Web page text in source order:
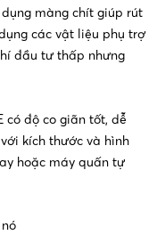
màng chít giúp rút
các vật liệu phụ trợ
đầu tư thấp nhưng
có độ co giãn tốt, dễ
kích thước và hình
hoặc máy quấn tự